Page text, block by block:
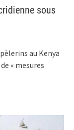
sous
au Kenya
« mesures